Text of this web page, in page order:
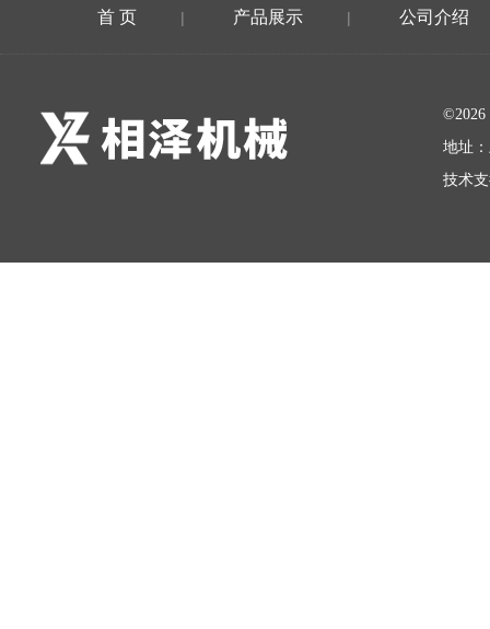
首 页 | 产品展示 | 公司介绍
地址
技术